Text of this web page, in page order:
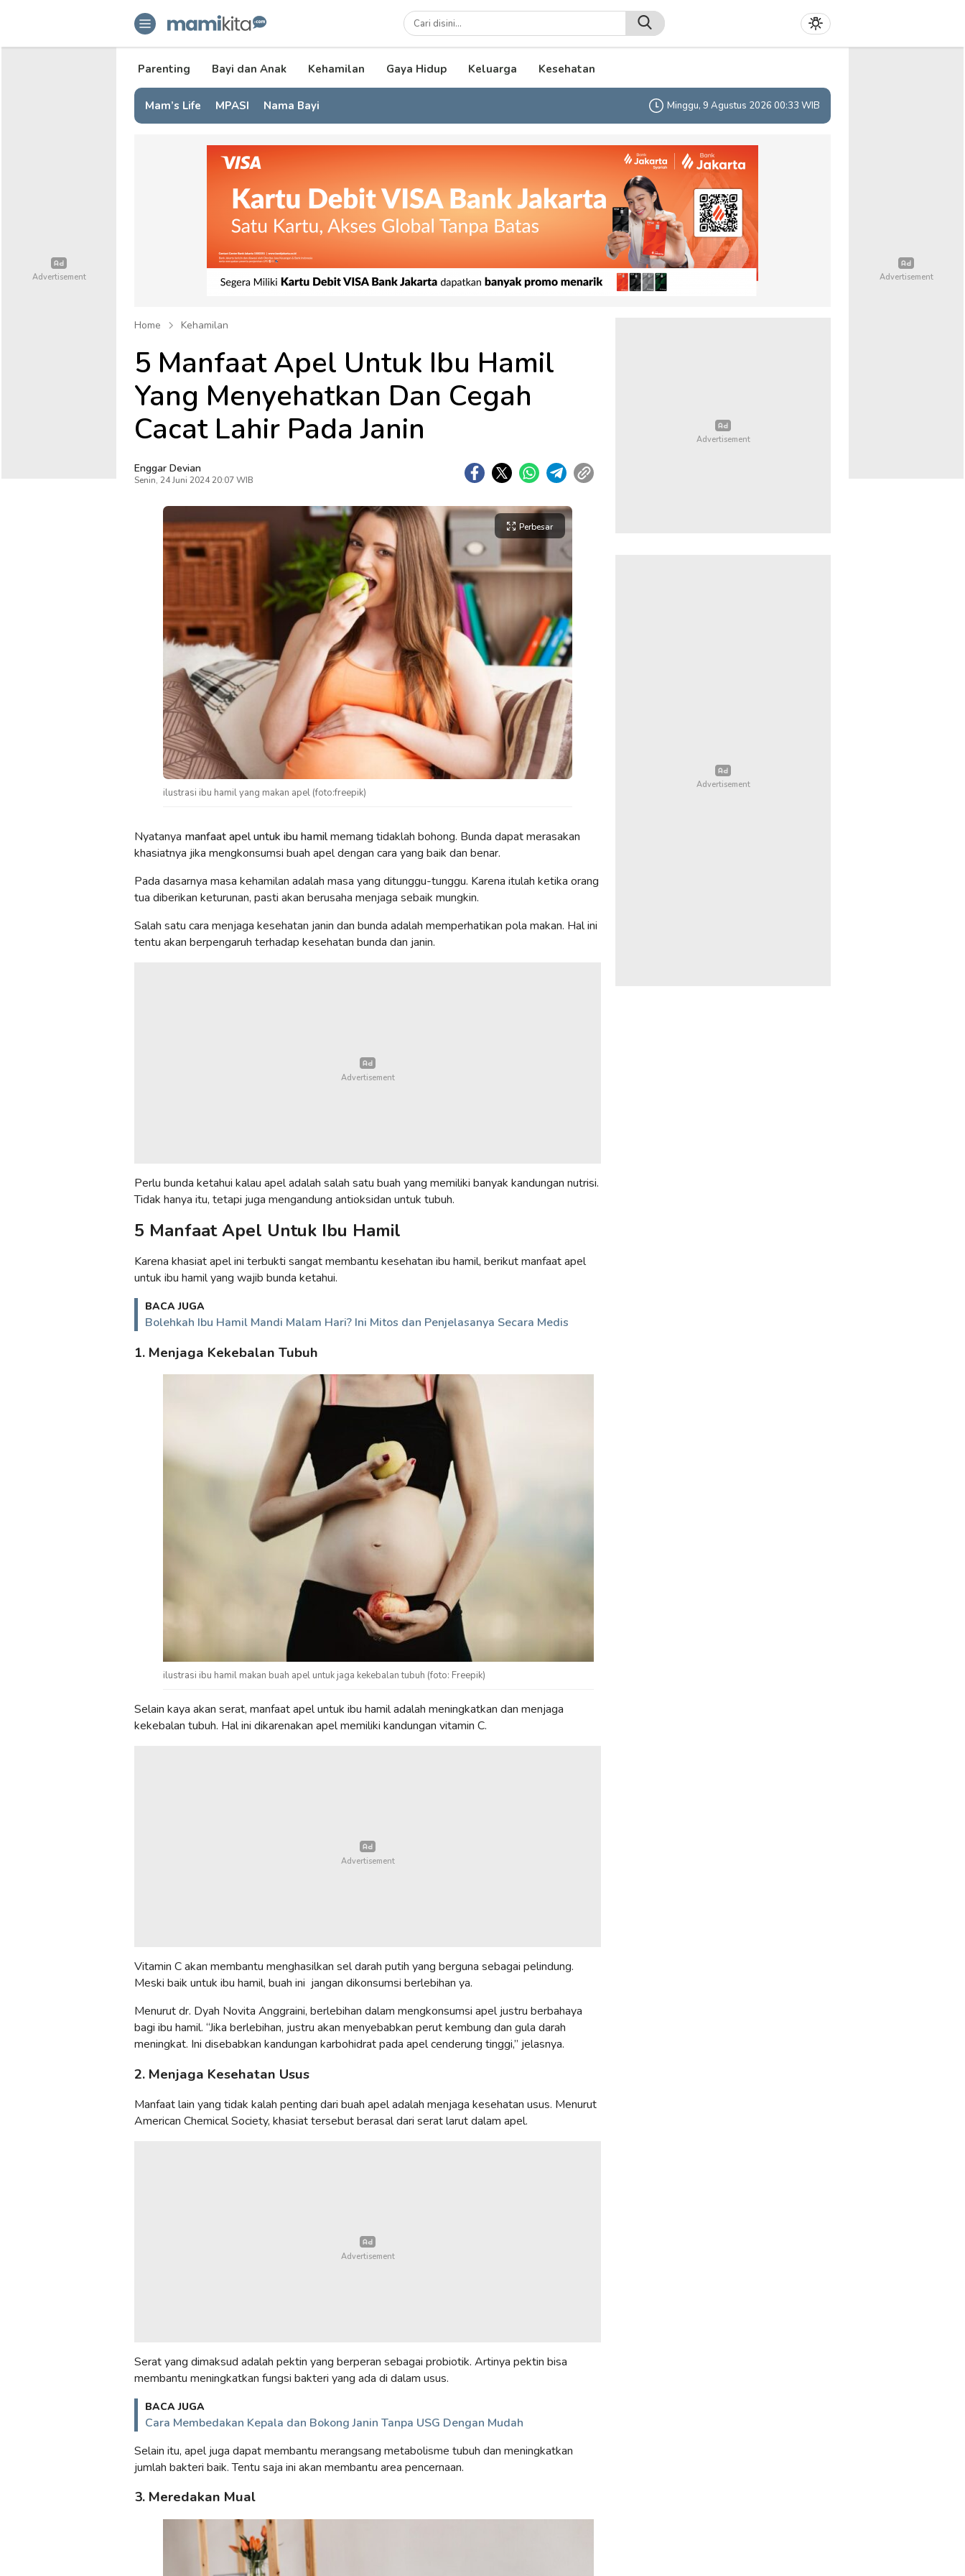
mamikita.com
Informasi Parenting untuk Mami Milenial
Parenting Bayi dan Anak Kehamilan Gaya Hidup Keluarga Kesehatan
Mam’s Life MPASI Nama Bayi Minggu, 9 Agustus 2026 00:33 WIB
Home Kehamilan
5 Manfaat Apel Untuk Ibu Hamil
Yang Menyehatkan Dan Cegah
Cacat Lahir Pada Janin
Enggar Devian
Senin, 24 Juni 2024 20:07 WIB
Perbesar
ilustrasi ibu hamil yang makan apel (foto:freepik)
Nyatanya manfaat apel untuk ibu hamilmemang tidaklah bohong. Bunda dapat merasakan
khasiatnya jika mengkonsumsi buah apel dengan cara yang baik dan benar.
Pada dasarnya masa kehamilan adalah masa yang ditunggu-tunggu. Karena itulah ketika orang
tua diberikan keturunan, pasti akan berusaha menjaga sebaik mungkin.
Salah satu cara menjaga kesehatan janin dan bunda adalah memperhatikan pola makan. Hal ini
tentu akan berpengaruh terhadap kesehatan bunda dan janin.
Perlu bunda ketahui kalau apel adalah salah satu buah yang memiliki banyak kandungan nutrisi.
Tidak hanya itu, tetapi juga mengandung antioksidan untuk tubuh.
5 Manfaat Apel Untuk Ibu Hamil
Karena khasiat apel ini terbukti sangat membantu kesehatan ibu hamil, berikut manfaat apel
untuk ibu hamil yang wajib bunda ketahui.
BACA JUGA
Bolehkah Ibu Hamil Mandi Malam Hari? Ini Mitos dan Penjelasanya Secara Medis
1. Menjaga Kekebalan Tubuh
ilustrasi ibu hamil makan buah apel untuk jaga kekebalan tubuh (foto: Freepik)
Selain kaya akan serat, manfaat apel untuk ibu hamil adalah meningkatkan dan menjaga
kekebalan tubuh. Hal ini dikarenakan apel memiliki kandungan vitamin C.
Vitamin C akan membantu menghasilkan sel darah putih yang berguna sebagai pelindung.
Meski baik untuk ibu hamil, buah ini jangan dikonsumsi berlebihan ya.
Menurut dr. Dyah Novita Anggraini, berlebihan dalam mengkonsumsi apel justru berbahaya
bagi ibu hamil. “Jika berlebihan, justru akan menyebabkan perut kembung dan gula darah
meningkat. Ini disebabkan kandungan karbohidrat pada apel cenderung tinggi,” jelasnya.
2. Menjaga Kesehatan Usus
Manfaat lain yang tidak kalah penting dari buah apel adalah menjaga kesehatan usus. Menurut ​​
American Chemical Society, khasiat tersebut berasal dari serat larut dalam apel.
Serat yang dimaksud adalah pektin yang berperan sebagai probiotik. Artinya pektin bisa
membantu meningkatkan fungsi bakteri yang ada di dalam usus.
BACA JUGA
Cara Membedakan Kepala dan Bokong Janin Tanpa USG Dengan Mudah
Selain itu, apel juga dapat membantu merangsang metabolisme tubuh dan meningkatkan
jumlah bakteri baik. Tentu saja ini akan membantu area pencernaan.
3. Meredakan Mual